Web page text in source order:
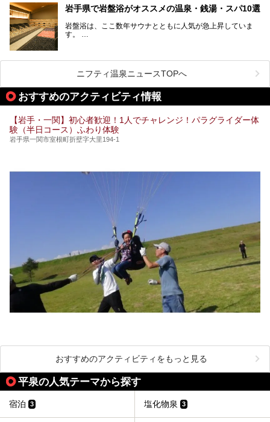
そこで値段を抑えた格安でお風呂とサウナを満喫できる充実
の施設を紹介します！
サクッと、月何回もサウナを楽しみたい人にとってはピッタ
リの場所ばかりなんですよ。
岩手県で岩盤浴がオススメの温泉・銭湯・スパ10選
岩盤浴は、ここ数年サウナとともに人気が急上昇していま
す。
今回は、岩手県でおすすめの温泉、銭湯、スパにある岩盤浴
を紹介します！
温度も低めなので、暑いのが苦手な人でも大満足な施設です
ニフティ温泉ニュースTOPへ
おすすめのアクティビティ情報
【岩手・一関】初心者歓迎！1人でチャレンジ！パラグライダー体
験（半日コース）ふわり体験
岩手県一関市室根町折壁字大里194-1
おすすめのアクティビティをもっと見る
平泉の人気テーマから探す
宿泊 3 塩化物泉 3